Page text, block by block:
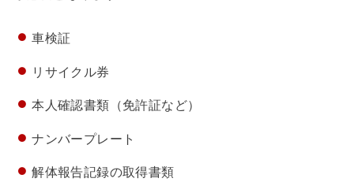
車検証
リサイクル券
本人確認書類（免許証など）
ナンバープレート
解体報告記録の取得書類